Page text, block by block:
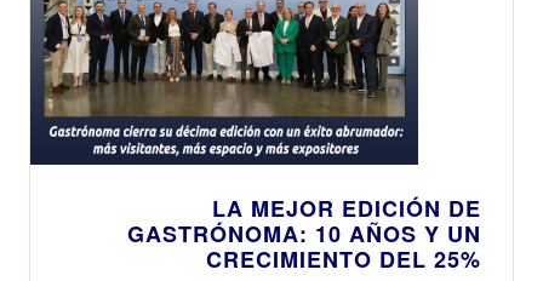
LA MEJOR EDICIÓN DE
GASTRÓNOMA: 10 AÑOS Y UN
CRECIMIENTO DEL 25%